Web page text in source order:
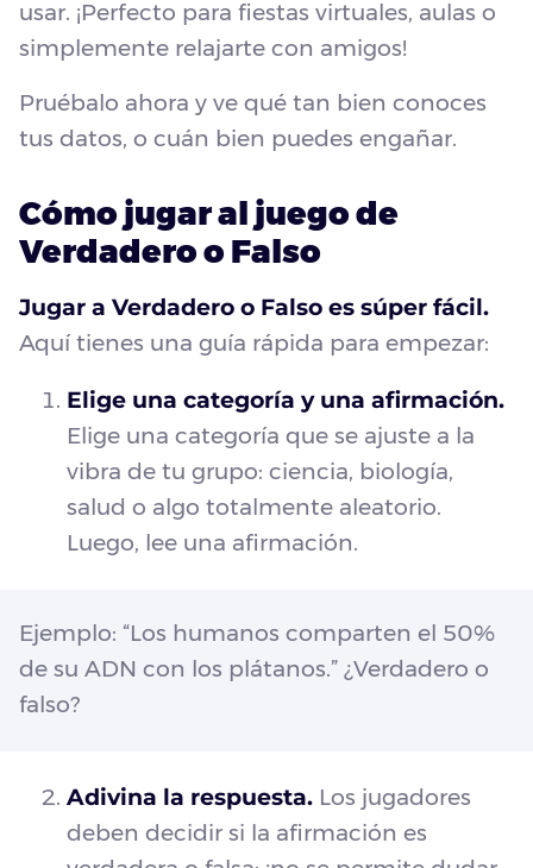
usar. ¡Perfecto para fiestas virtuales, aulas o
simplemente relajarte con amigos!
Pruébalo ahora y ve qué tan bien conoces
tus datos, o cuán bien puedes engañar.
Cómo jugar al juego de
Verdadero o Falso
Jugar a Verdadero o Falso es súper fácil.
Aquí tienes una guía rápida para empezar:
Elige una categoría y una afirmación.
Elige una categoría que se ajuste a la
vibra de tu grupo: ciencia, biología,
salud o algo totalmente aleatorio.
Luego, lee una afirmación.
Ejemplo: “Los humanos comparten el 50%
de su ADN con los plátanos.” ¿Verdadero o
falso?
Adivina la respuesta. Los jugadores
deben decidir si la afirmación es